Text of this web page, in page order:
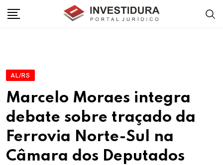
AL/RS
Marcelo Moraes integra
debate sobre traçado da
Ferrovia Norte-Sul na
Câmara dos Deputados